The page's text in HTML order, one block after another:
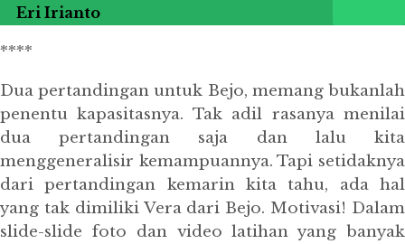
Eri Irianto
****
Dua pertandingan untuk Bejo, memang bukanlah
penentu kapasitasnya. Tak adil rasanya menilai
dua pertandingan saja dan lalu kita
menggeneralisir kemampuannya. Tapi setidaknya
dari pertandingan kemarin kita tahu, ada hal
yang tak dimiliki Vera dari Bejo. Motivasi! Dalam
slide-slide foto dan video latihan yang banyak